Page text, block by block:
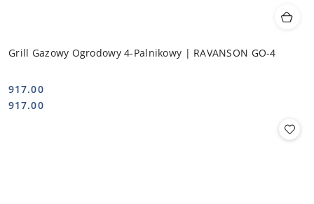
Grill Gazowy Ogrodowy 4-Palnikowy | RAVANSON GO-4
Cena:
917.00
Cena:
917.00